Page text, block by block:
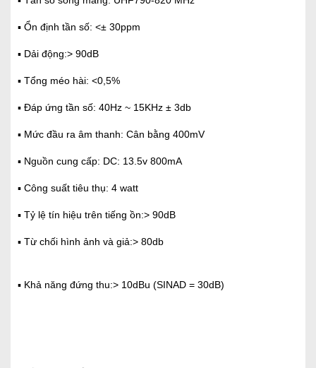
▪ Ổn định tần số: <± 30ppm
▪ Dải động:> 90dB
▪ Tổng méo hài: <0,5%
▪ Đáp ứng tần số: 40Hz ~ 15KHz ± 3db
▪ Mức đầu ra âm thanh: Cân bằng 400mV
▪ Nguồn cung cấp: DC: 13.5v 800mA
▪ Công suất tiêu thụ: 4 watt
▪ Tỷ lệ tín hiệu trên tiếng ồn:> 90dB
▪ Từ chối hình ảnh và giả:> 80db
▪ Khả năng đứng thu:> 10dBu (SINAD = 30dB)